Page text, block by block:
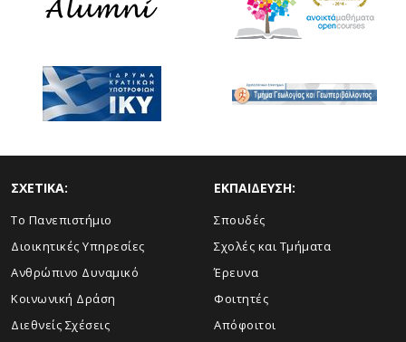
ΣΧΕΤΙΚΑ:
Το Πανεπιστήμιο
Διοικητικές Υπηρεσίες
Ανθρώπινο Δυναμικό
Κοινωνική Δράση
Διεθνείς Σχέσεις
ΕΚΠΑΙΔΕΥΣΗ:
Σπουδές
Σχολές και Τμήματα
Έρευνα
Φοιτητές
Απόφοιτοι